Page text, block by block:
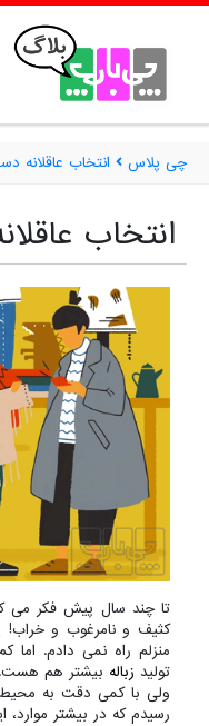
چی پلاس انتخاب عاقلانه
انتخاب
تا چند سال پیش فکر می
کثیف و نامرغوب و
منزلم راه نمی دادم. اما
تولید زباله بیشتر هم هست.
ولی با کمی دقت به محیط
رسیدم که در بیشتر